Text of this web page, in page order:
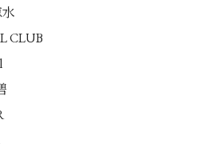
CLUB